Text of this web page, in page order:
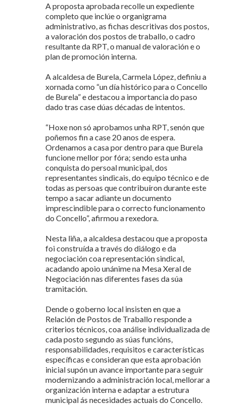
A proposta aprobada recolle un expediente
completo que inclúe o organigrama
administrativo, as fichas descritivas dos postos,
a valoración dos postos de traballo, o cadro
resultante da RPT, o manual de valoración e o
plan de promoción interna.
A alcaldesa de Burela, Carmela López, definiu a
xornada como “un día histórico para o Concello
de Burela” e destacou a importancia do paso
dado tras case dúas décadas de intentos.
“Hoxe non só aprobamos unha RPT, senón que
poñemos fin a case 20 anos de espera.
Ordenamos a casa por dentro para que Burela
funcione mellor por fóra; sendo esta unha
conquista do persoal municipal, dos
representantes sindicais, do equipo técnico e de
todas as persoas que contribuíron durante este
tempo a sacar adiante un documento
imprescindible para o correcto funcionamento
do Concello”, afirmou a rexedora.
Nesta liña, a alcaldesa destacou que a proposta
foi construída a través do diálogo e da
negociación coa representación sindical,
acadando apoio unánime na Mesa Xeral de
Negociación nas diferentes fases da súa
tramitación.
Dende o goberno local insisten en que a
Relación de Postos de Traballo responde a
criterios técnicos, coa análise individualizada de
cada posto segundo as súas funcións,
responsabilidades, requisitos e características
específicas e consideran que esta aprobación
inicial supón un avance importante para seguir
modernizando a administración local, mellorar a
organización interna e adaptar a estrutura
municipal ás necesidades actuais do Concello.